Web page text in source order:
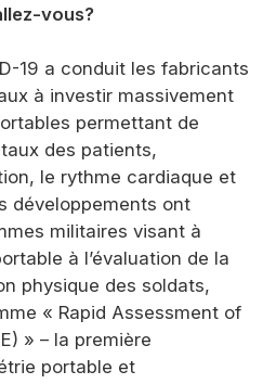
vous?
19 a conduit les fabricants
à investir massivement
permettant de
des patients,
le rythme cardiaque et
développements ont
militaires visant à
à l’évaluation de la
physique des soldats,
« Rapid Assessment of
» – la première
portable et